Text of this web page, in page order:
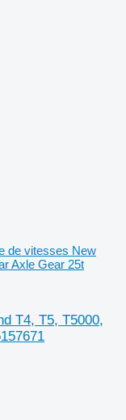
de vitesses New
Axle Gear 25t
T4, T5, T5000,